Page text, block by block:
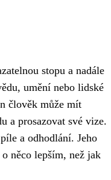
stopu a nadále
umění nebo lidské
člověk může mít
a prosazovat své vize.
a odhodlání. Jeho
něco lepším, než jak